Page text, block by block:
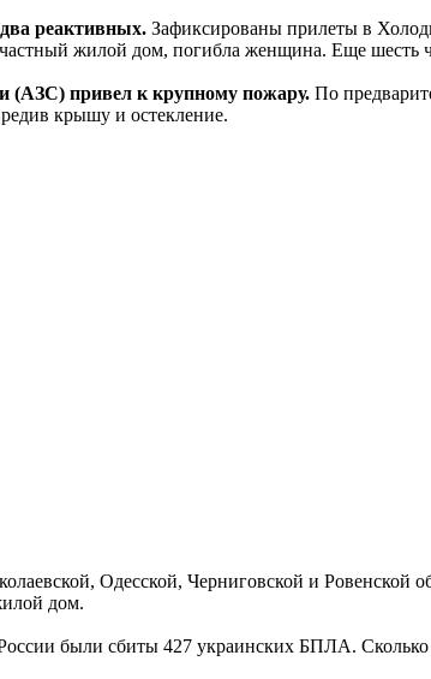
реактивных. Зафиксированы прилеты в
жилой дом, погибла женщина. Еще шесть
(АЗС) привел к крупному пожару. По
крышу и остекление.
Одесской, Черниговской и Ровенской
дом.
были сбиты 427 украинских БПЛА.